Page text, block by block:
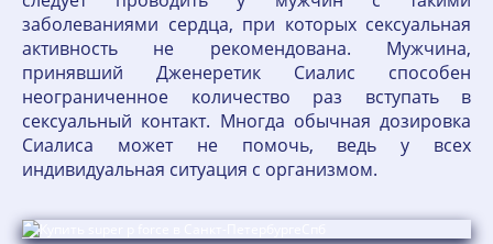
заболеваниями сердца, при которых сексуальная
активность не рекомендована. Мужчина,
принявший Дженеретик Сиалис способен
неограниченное количество раз вступать в
сексуальный контакт. Многда обычная дозировка
Сиалиса может не помочь, ведь у всех
индивидуальная ситуация с организмом.